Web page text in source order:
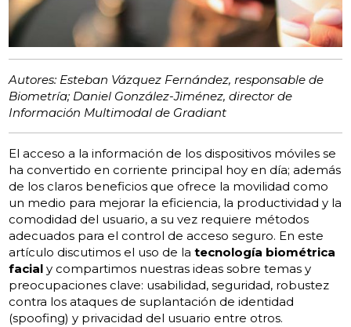
Autores: Esteban Vázquez Fernández, responsable de
Biometría; Daniel González-Jiménez, director de
Información Multimodal de Gradiant
El acceso a la información de los dispositivos móviles se
ha convertido en corriente principal hoy en día; además
de los claros beneficios que ofrece la movilidad como
un medio para mejorar la eficiencia, la productividad y la
comodidad del usuario, a su vez requiere métodos
adecuados para el control de acceso seguro. En este
artículo discutimos el uso de latecnología biométrica
facial y compartimos nuestras ideas sobre temas y
preocupaciones clave: usabilidad, seguridad, robustez
contra los ataques de suplantación de identidad
(spoofing) y privacidad del usuario entre otros.